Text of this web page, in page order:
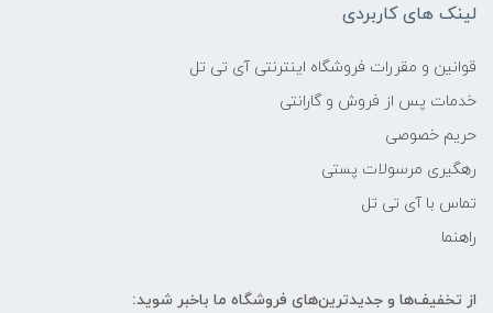
لینک های کاربردی
قوانین و مقررات فروشگاه اینترنتی آی تی تل
خدمات پس از فروش و گارانتی
حریم خصوصی
رهگیری مرسولات پستی
تماس با آی تی تل
راهنما
از تخفیف‌ها و جدیدترین‌های فروشگاه ما باخبر شوید: